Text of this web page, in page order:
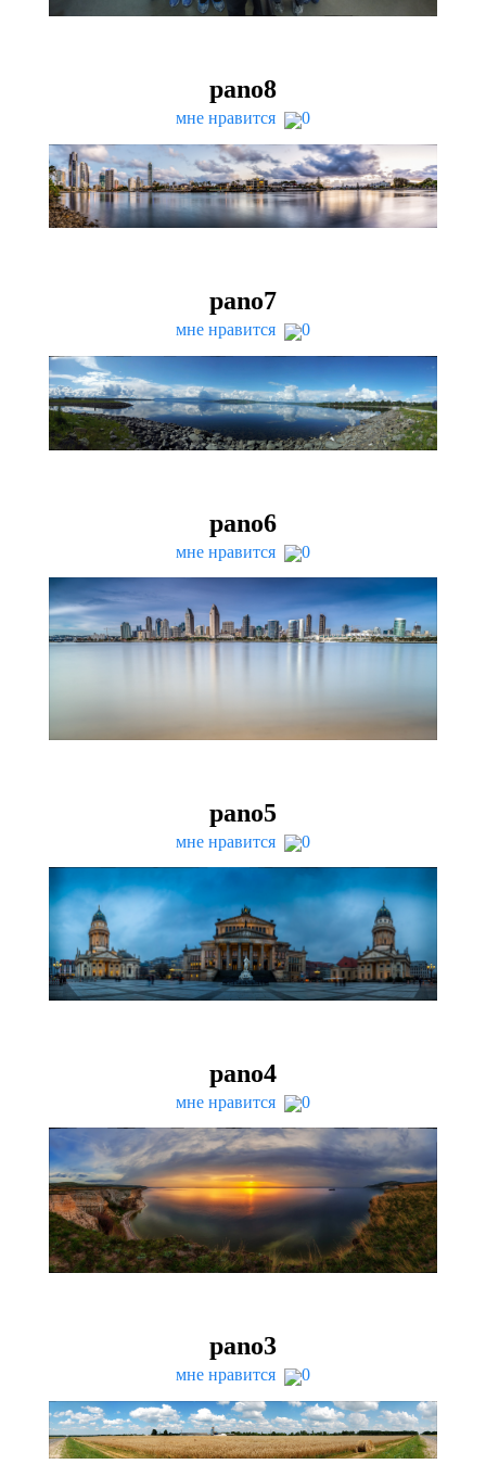
pano8
мне нравится 0
pano7
мне нравится 0
pano6
мне нравится 0
pano5
мне нравится 0
pano4
мне нравится 0
pano3
мне нравится 0